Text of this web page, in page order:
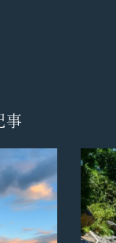
事